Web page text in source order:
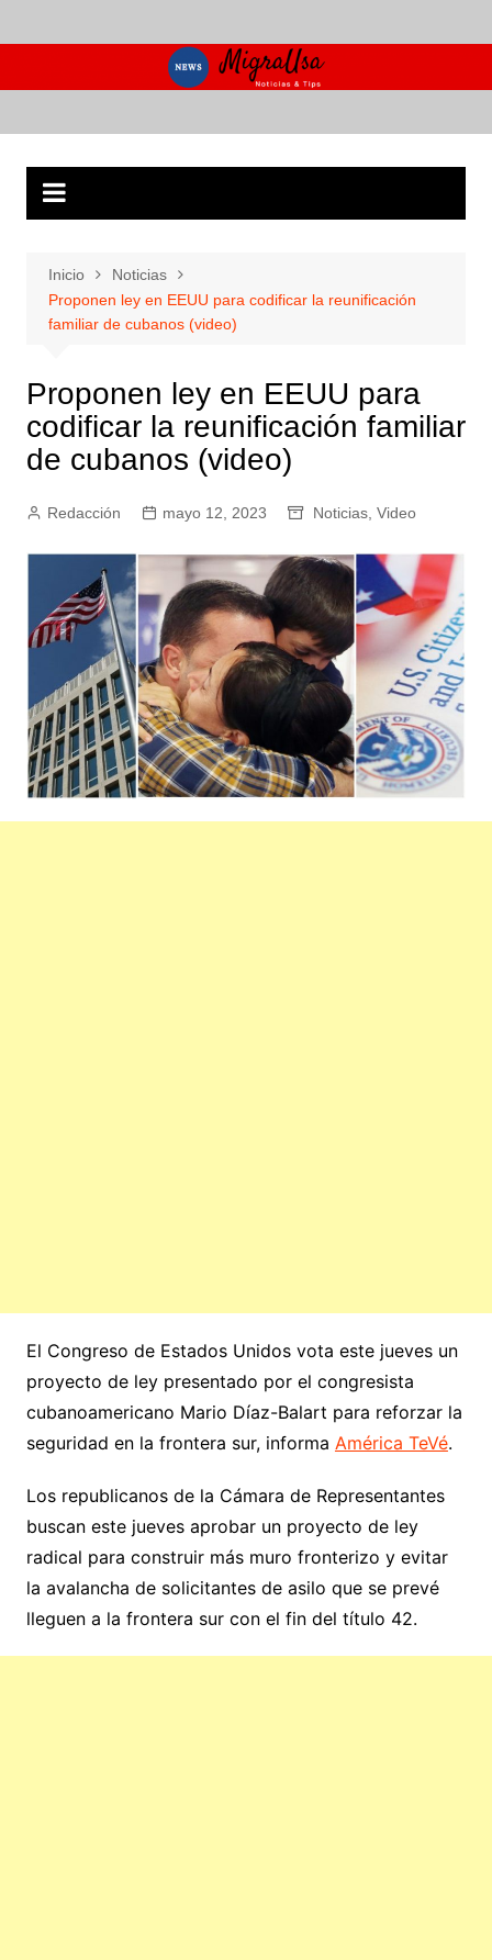
al
Inicio
Noticias
Proponen ley en EEUU para codificar la reunificación
familiar de cubanos (video)
Proponen ley en EEUU para
codificar la reunificación familiar
de cubanos (video)
Redacción mayo 12, 2023 Noticias, Video
El Congreso de Estados Unidos vota este jueves un
proyecto de ley presentado por el congresista
cubanoamericano Mario Díaz-Balart para reforzar la
seguridad en la frontera sur, informa América TeVé.
Los republicanos de la Cámara de Representantes
buscan este jueves aprobar un proyecto de ley
radical para construir más muro fronterizo y evitar
la avalancha de solicitantes de asilo que se prevé
lleguen a la frontera sur con el fin del título 42.